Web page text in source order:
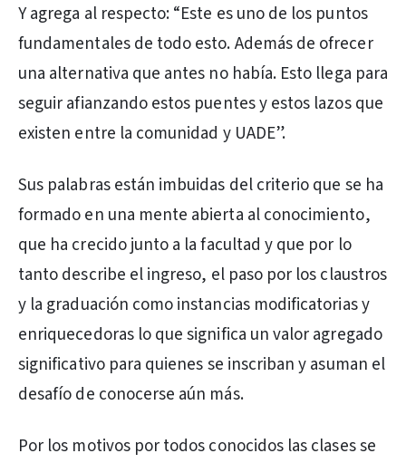
Y agrega al respecto: “Este es uno de los puntos
fundamentales de todo esto. Además de ofrecer
una alternativa que antes no había. Esto llega para
seguir afianzando estos puentes y estos lazos que
existen entre la comunidad y UADE”.
Sus palabras están imbuidas del criterio que se ha
formado en una mente abierta al conocimiento,
que ha crecido junto a la facultad y que por lo
tanto describe el ingreso, el paso por los claustros
y la graduación como instancias modificatorias y
enriquecedoras lo que significa un valor agregado
significativo para quienes se inscriban y asuman el
desafío de conocerse aún más.
Por los motivos por todos conocidos las clases se